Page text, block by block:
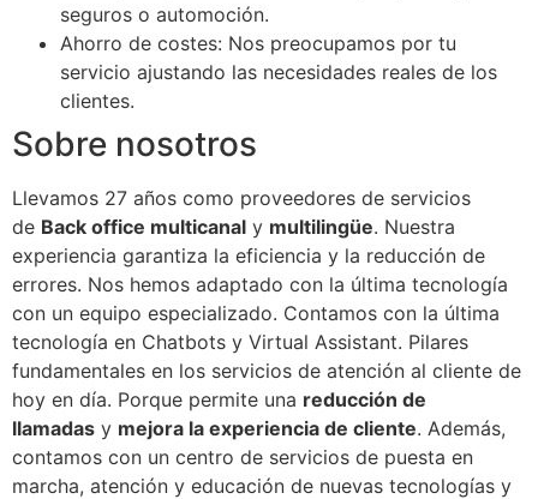
seguros o automoción.
Ahorro de costes: Nos preocupamos por tu
servicio ajustando las necesidades reales de los
clientes.
Sobre nosotros
Llevamos 27 años como proveedores de servicios
de Back office multicanal y multilingüe. Nuestra
experiencia garantiza la eficiencia y la reducción de
errores. Nos hemos adaptado con la última tecnología
con un equipo especializado. Contamos con la última
tecnología en Chatbots y Virtual Assistant. Pilares
fundamentales en los servicios de atención al cliente de
hoy en día. Porque permite una reducción de
llamadas y mejora la experiencia de cliente. Además,
contamos con un centro de servicios de puesta en
marcha, atención y educación de nuevas tecnologías y